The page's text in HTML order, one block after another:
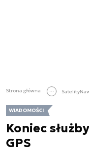
Strona główna Satelity
WIADOMOŚCI
Koniec
GPS